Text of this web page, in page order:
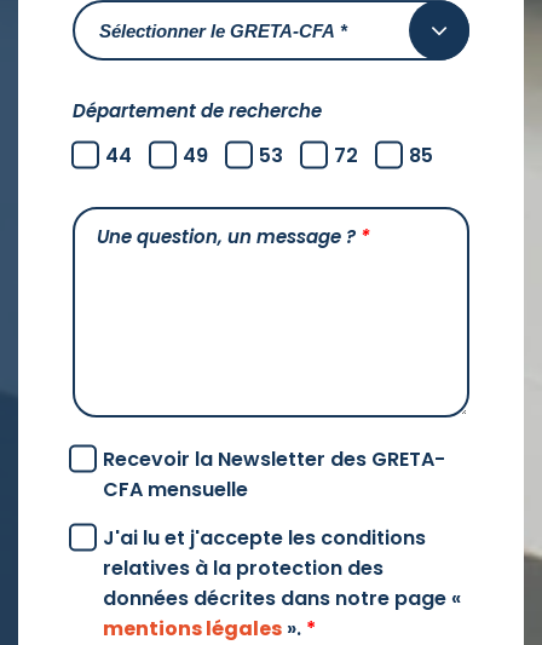
Département de recherche
44 49 53 72 85
Une question, un message ? *
Recevoir la Newsletter des GRETA-
CFA mensuelle
J'ai lu et j'accepte les conditions
relatives à la protection des
données décrites dans notre page «
mentions légales ». *